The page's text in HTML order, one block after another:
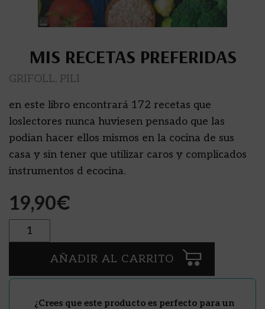
MIS RECETAS PREFERIDAS
GRIFOLL, PILI
en este libro encontrará 172 recetas que
loslectores nunca huviesen pensado que las
podian hacer ellos mismos en la cocina de sus
casa y sin tener que utilizar caros y complicados
instrumentos d ecocina.
19,90€
Cantidad
AÑADIR AL CARRITO
¿Crees que este producto es perfecto para un